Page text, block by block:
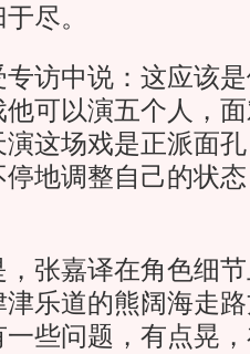
尽。
中说：这应该是
可以演五个人，
这场戏是正派面
地调整自己的状
嘉译在角色细节
乐道的熊阔海走
些问题，有点晃